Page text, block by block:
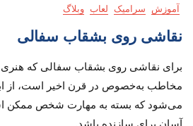
آموزش سرامیک لعاب وبلاگ
نقاشی روی بشقاب سفالی
برای نقاشی روی بشقاب سفالی که
مخاطب به‌خصوص در قرن اخیر است، از
می‌شود که بسته به مهارت شخص ممکن